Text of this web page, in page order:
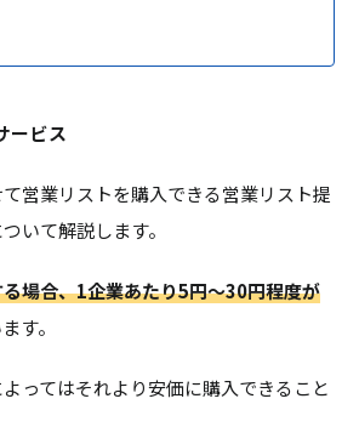
ービス
営業リストを購入できる営業リスト提
いて解説します。
場合、1企業あたり5円～30円程度が
す。
ってはそれより安価に購入できること